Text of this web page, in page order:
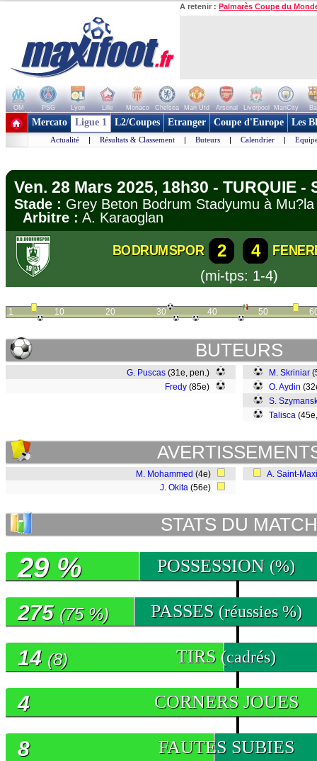
A retenir : Palmarès Coupe du
OM PSG Lyon Lille Monaco Chelsea Man Utd Arsenal Liverpool ManCity
+ de clubs
Mercato Ligue 1 L2/Coupes Etranger Coupe d'Europe Les
Actualité | Résultats & Classement | Buteurs | Calendrier |
Ven. 28 Mars 2025, 18h30 - TURQUIE -
Stade : Grey Beton Bodrum Stadyumu à
Arbitre : A. Karaoglan
BODRUMSPOR 2 4
(mi-tps: 1-4)
1 10 20 30 40 50
BUTEURS
G. Puscas (31e, pen.)
Fredy (85e)
M. Skriniar
O. Aydin
S.
Talisca
M. Mohammed (4e)
J. Okita (56e)
A. Saint-
STATS DU MATCH
POSSESSION (%)
29 %
PASSES (réussies %)
275 (75 %)
TIRS (cadrés)
14 (8)
CORNERS JOUES
4
FAUTES SUBIES
8